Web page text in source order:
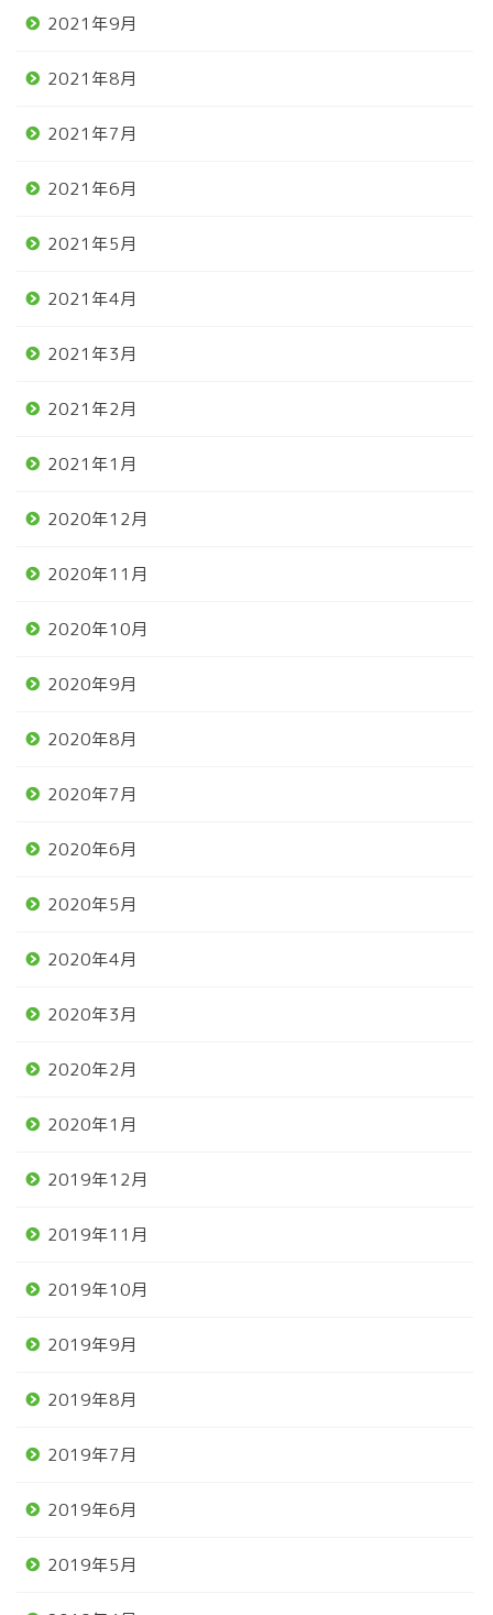
2021年9月
2021年8月
2021年7月
2021年6月
2021年5月
2021年4月
2021年3月
2021年2月
2021年1月
2020年12月
2020年11月
2020年10月
2020年9月
2020年8月
2020年7月
2020年6月
2020年5月
2020年4月
2020年3月
2020年2月
2020年1月
2019年12月
2019年11月
2019年10月
2019年9月
2019年8月
2019年7月
2019年6月
2019年5月